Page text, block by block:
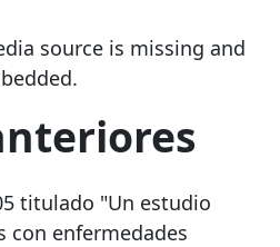
source is missing and
titulado "Un estudio
con enfermedades